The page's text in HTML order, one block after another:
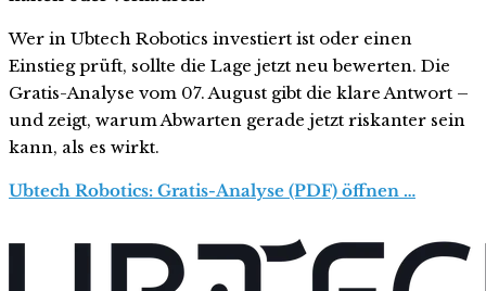
Wer in Ubtech Robotics investiert ist oder einen
Einstieg prüft, sollte die Lage jetzt neu bewerten. Die
Gratis-Analyse vom 07. August gibt die klare Antwort –
und zeigt, warum Abwarten gerade jetzt riskanter sein
kann, als es wirkt.
Ubtech Robotics: Gratis-Analyse (PDF) öffnen …